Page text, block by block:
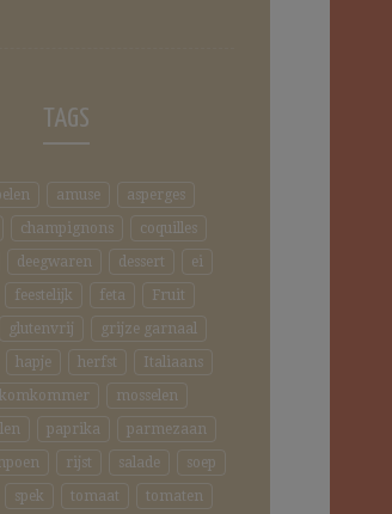
TAGS
amuse
asperges
champignons
coquilles
deegwaren dessert
ei
feestelijk feta
Fruit
glutenvrij
grijze garnaal
hapje herfst
Italiaans
komkommer
mosselen
paprika
parmezaan
rijst salade
soep
spek tomaat
tomaten